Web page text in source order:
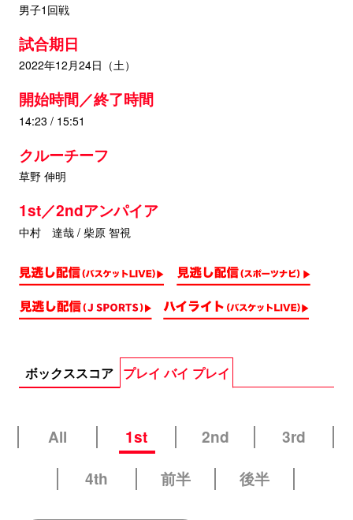
男子1回戦
試合期日
2022年12月24日（土）
開始時間／終了時間
14:23 / 15:51
クルーチーフ
草野 伸明
1st／2ndアンパイア
中村 達哉 / 柴原 智視
ボックススコア プレイ バイ プレイ
All 1st 2nd
3rd
4th
前半 後半